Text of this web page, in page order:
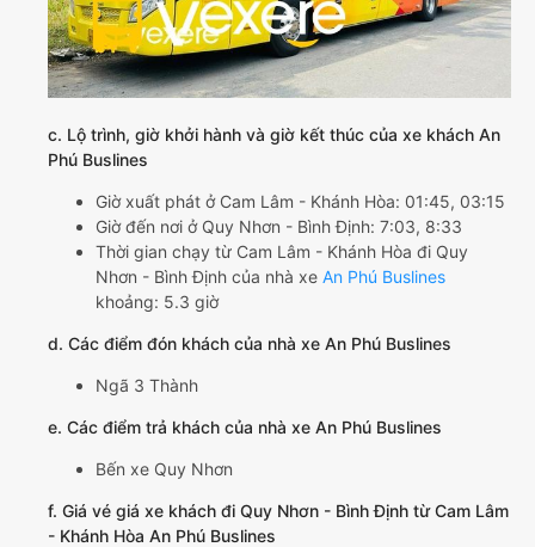
c. Lộ trình, giờ khởi hành và giờ kết thúc của xe khách An
Phú Buslines
Giờ xuất phát ở Cam Lâm - Khánh Hòa: 01:45, 03:15
Giờ đến nơi ở Quy Nhơn - Bình Định: 7:03, 8:33
Thời gian chạy từ Cam Lâm - Khánh Hòa đi Quy
Nhơn - Bình Định của nhà xe An Phú Buslines
khoảng: 5.3 giờ
d. Các điểm đón khách của nhà xe An Phú Buslines
Ngã 3 Thành
e. Các điểm trả khách của nhà xe An Phú Buslines
Bến xe Quy Nhơn
f. Giá vé giá xe khách đi Quy Nhơn - Bình Định từ Cam Lâm
- Khánh Hòa An Phú Buslines